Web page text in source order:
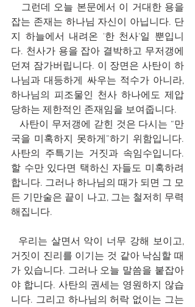
잡는 존재는 하나님 자신이 아닙니다. 단
지 하늘에서 내려온 '한 천사'일 뿐입니
다. 천사가 용을 잡아 결박하고 무저갱에
던져 잠가버립니다. 이 장면은 사탄이 하
나님과 대등하게 싸우는 적수가 아니라,
하나님의 피조물인 천사 하나에도 제압
당하는 제한적인 존재임을 보여줍니다.
국을 미혹하지 못하게”하기 위함입니다.
사탄의 주특기는 거짓과 속임수입니다.
할 수만 있다면 택하신 자들도 미혹하려
합니다. 그러나 하나님의 때가 되면 그 모
든 기만술은 끝이 나고, 그는 철저히 무력
해집니다.
거짓이 진리를 이기는 것 같아 낙심할 때
가 있습니다. 그러나 오늘 말씀을 붙잡아
야 합니다. 사탄의 권세는 영원하지 않습
니다. 그리고 하나님의 허락 없이는 그는